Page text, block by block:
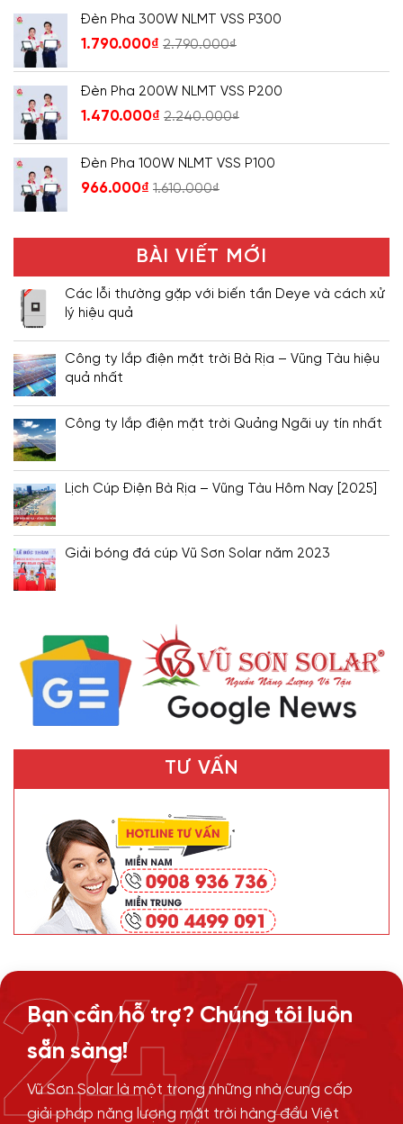
Đèn Pha 300W NLMT VSS P300
1.790.000₫ 2.790.000₫
Đèn Pha 200W NLMT VSS P200
1.470.000₫ 2.240.000₫
Đèn Pha 100W NLMT VSS P100
966.000₫ 1.610.000₫
BÀI VIẾT MỚI
Các lỗi thường gặp với biến tần Deye và cách xử
lý hiệu quả
Công ty lắp điện mặt trời Bà Rịa – Vũng Tàu hiệu
quả nhất
Công ty lắp điện mặt trời Quảng Ngãi uy tín nhất
Lịch Cúp Điện Bà Rịa – Vũng Tàu Hôm Nay [2025]
Giải bóng đá cúp Vũ Sơn Solar năm 2023
TƯ VẤN
Bạn cần hỗ trợ? Chúng tôi luôn
sẵn sàng!
Vũ Sơn Solar là một trong những nhà cung cấp
giải pháp năng lượng mặt trời hàng đầu Việt
24/7